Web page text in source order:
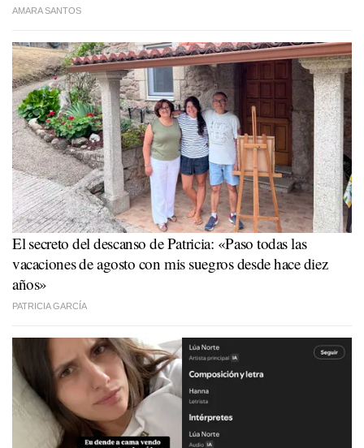
AMARA SANTOS
El secreto del descanso de Patricia: «Paso todas las
vacaciones de agosto con mis suegros desde hace diez
años»
PATRICIA GARCÍA